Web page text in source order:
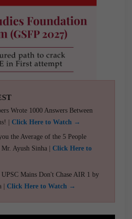
Wrote 1000 Answers Between
| Click Here to Watch →
the Average of the 5 People
Ayush Sinha | Click Here to
Mains Don't Chase AIR 1 by
| Click Here to Watch →